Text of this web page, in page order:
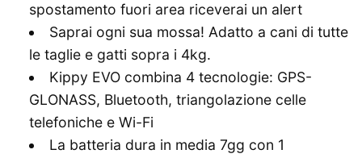
spostamento fuori area riceverai un alert
Saprai ogni sua mossa! Adatto a cani di tutte
le taglie e gatti sopra i 4kg.
Kippy EVO combina 4 tecnologie: GPS-
GLONASS, Bluetooth, triangolazione celle
telefoniche e Wi-Fi
La batteria dura in media 7gg con 1